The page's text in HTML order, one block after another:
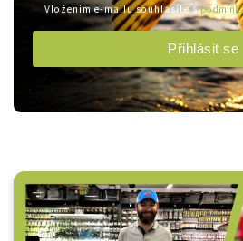
Vložením e-mailu souhlasíte s
Přihlásit se